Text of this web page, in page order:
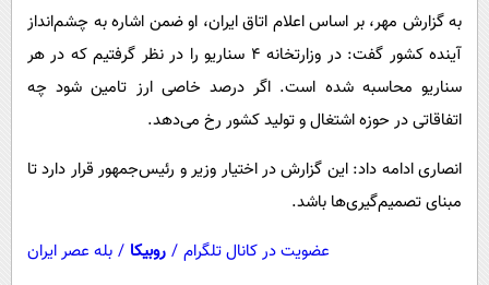
فرهنگی
بین الملل
اجتماعی
سیاست خارجی
به گزارش مهر، بر اساس اعلام اتاق ایران، او ضمن اشاره به چشم‌انداز
آینده کشور گفت: در وزارتخانه ۴ سناریو را در نظر گرفتیم که در هر
سناریو محاسبه شده است. اگر درصد خاصی ارز تامین شود چه
اتفاقاتی در حوزه اشتغال و تولید کشور رخ می‌دهد.
انصاری ادامه داد: این گزارش در اختیار وزیر و رئیس‌جمهور قرار دارد تا
مبنای تصمیم‌گیری‌ها باشد.
عضویت در کانال تلگرام / روبیکا / بله عصر ایران